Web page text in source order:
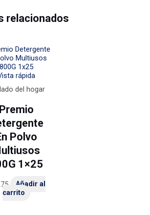
relacionados
rápida
del hogar
Premio
Polvo
1×25
Añadir al
carrito